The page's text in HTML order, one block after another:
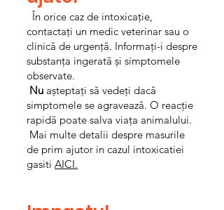
În orice caz de intoxicație,
contactați un medic veterinar sau o
clinică de urgență. Informați-i despre
substanța ingerată și simptomele
observate.
Nu așteptați să vedeți dacă
simptomele se agravează. O reacție
rapidă poate salva viața animalului.
Mai multe detalii despre masurile
de prim ajutor in cazul intoxicatiei
gasiti AICI.